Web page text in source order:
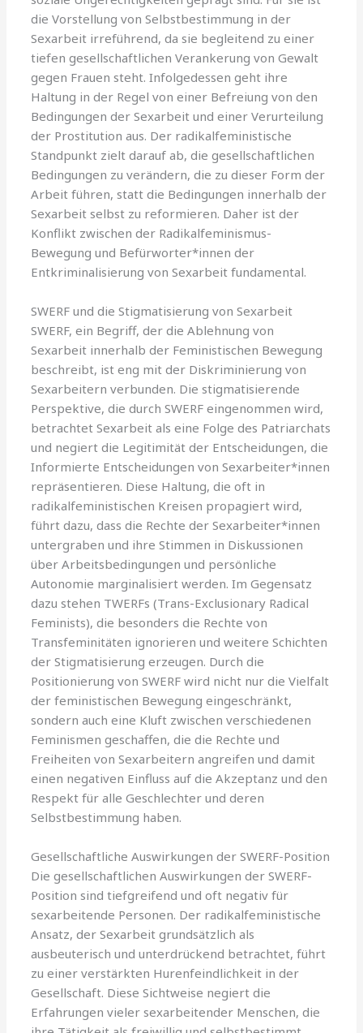
die Vorstellung von Selbstbestimmung in der
Sexarbeit irreführend, da sie begleitend zu einer
tiefen gesellschaftlichen Verankerung von Gewalt
gegen Frauen steht. Infolgedessen geht ihre
Haltung in der Regel von einer Befreiung von den
Bedingungen der Sexarbeit und einer Verurteilung
der Prostitution aus. Der radikalfeministische
Standpunkt zielt darauf ab, die gesellschaftlichen
Bedingungen zu verändern, die zu dieser Form der
Arbeit führen, statt die Bedingungen innerhalb der
Sexarbeit selbst zu reformieren. Daher ist der
Konflikt zwischen der Radikalfeminismus-
Bewegung und Befürworter*innen der
Entkriminalisierung von Sexarbeit fundamental.
SWERF und die Stigmatisierung von Sexarbeit
SWERF, ein Begriff, der die Ablehnung von
Sexarbeit innerhalb der Feministischen Bewegung
beschreibt, ist eng mit der Diskriminierung von
Sexarbeitern verbunden. Die stigmatisierende
Perspektive, die durch SWERF eingenommen wird,
betrachtet Sexarbeit als eine Folge des Patriarchats
und negiert die Legitimität der Entscheidungen, die
Informierte Entscheidungen von Sexarbeiter*innen
repräsentieren. Diese Haltung, die oft in
radikalfeministischen Kreisen propagiert wird,
führt dazu, dass die Rechte der Sexarbeiter*innen
untergraben und ihre Stimmen in Diskussionen
über Arbeitsbedingungen und persönliche
Autonomie marginalisiert werden. Im Gegensatz
dazu stehen TWERFs (Trans-Exclusionary Radical
Feminists), die besonders die Rechte von
Transfeminitäten ignorieren und weitere Schichten
der Stigmatisierung erzeugen. Durch die
Positionierung von SWERF wird nicht nur die Vielfalt
der feministischen Bewegung eingeschränkt,
sondern auch eine Kluft zwischen verschiedenen
Feminismen geschaffen, die die Rechte und
Freiheiten von Sexarbeitern angreifen und damit
einen negativen Einfluss auf die Akzeptanz und den
Respekt für alle Geschlechter und deren
Selbstbestimmung haben.
Gesellschaftliche Auswirkungen der SWERF-Position
Die gesellschaftlichen Auswirkungen der SWERF-
Position sind tiefgreifend und oft negativ für
sexarbeitende Personen. Der radikalfeministische
Ansatz, der Sexarbeit grundsätzlich als
ausbeuterisch und unterdrückend betrachtet, führt
zu einer verstärkten Hurenfeindlichkeit in der
Gesellschaft. Diese Sichtweise negiert die
Erfahrungen vieler sexarbeitender Menschen, die